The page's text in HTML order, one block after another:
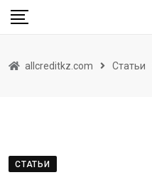
Skip
allcreditkz.com Статьи
СТАТЬИ